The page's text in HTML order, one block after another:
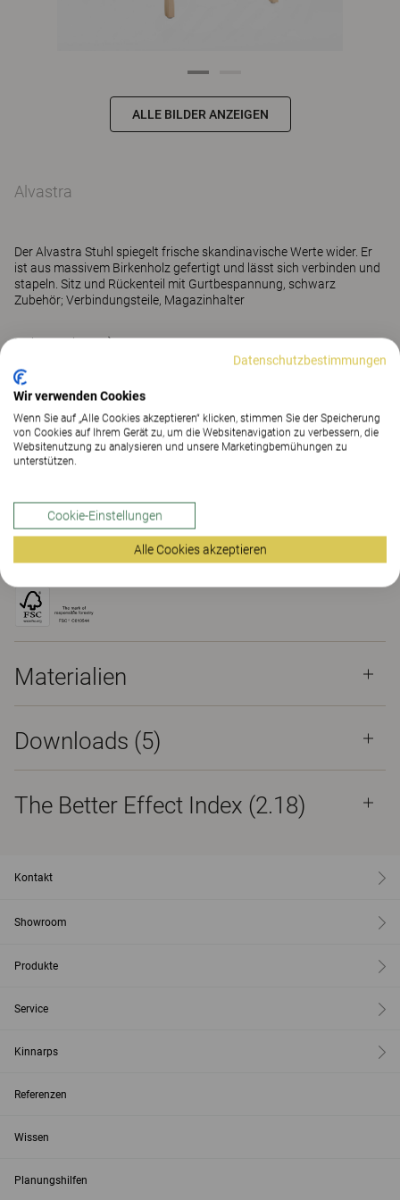
ALLE BILDER ANZEIGEN
Alvastra
Der Alvastra Stuhl spiegelt frische skandinavische Werte wider. Er
ist aus massivem Birkenholz gefertigt und lässt sich verbinden und
stapeln. Sitz und Rückenteil mit Gurtbespannung, schwarz
Zubehör; Verbindungsteile, Magazinhalter
Mehr anzeigen
KONTAKT
Materialien Downloads (5)
Zertifikate
Materialien
Downloads (5)
The Better Effect Index (2.18)
Kontakt
Showroom
Produkte
Service
Kinnarps
Referenzen
Wissen
Planungshilfen
Datenschutzbestimmungen
Wir verwenden Cookies
Wenn Sie auf „Alle Cookies akzeptieren“ klicken, stimmen Sie der Speicherung
von Cookies auf Ihrem Gerät zu, um die Websitenavigation zu verbessern, die
Websitenutzung zu analysieren und unsere Marketingbemühungen zu
unterstützen.
Cookie-Einstellungen
Alle Cookies akzeptieren